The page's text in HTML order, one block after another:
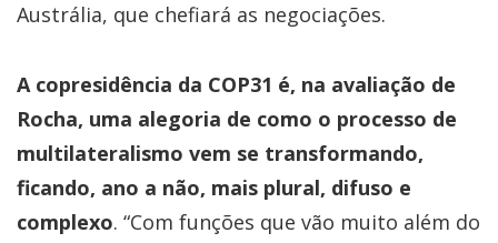
Austrália, que chefiará as negociações.
A copresidência da COP31 é, na avaliação de
Rocha, uma alegoria de como o processo de
multilateralismo vem se transformando,
ficando, ano a não, mais plural, difuso e
complexo. “Com funções que vão muito além do